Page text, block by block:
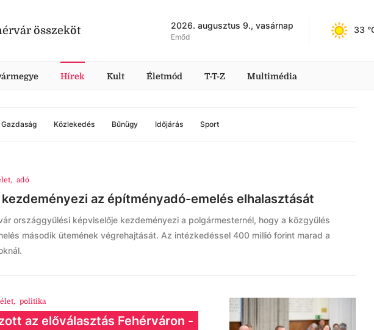
összeköt 2026. augusztus 9., vasárnap
Emőd
33
Hírek Kult Életmód T-T-Z Multimédia
Gazdaság Közlekedés Bűnügy Időjárás Sport
, adó
kezdeményezi az építményadó-emelés elhalasztását
országgyűlési képviselője kezdeményezi a polgármesternél, hogy a közgyűlés
második ütemének végrehajtását. Az intézkedéssel 400 millió forint marad a
, politika
az előválasztás Fehérváron -